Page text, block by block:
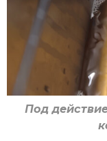
Под